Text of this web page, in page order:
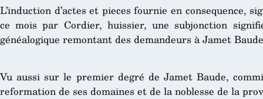
L’induction d’actes et pieces fournie en consequence,
ce mois par Cordier, huissier, une subjonction
généalogique remontant des demandeurs à Jamet
Vu aussi sur le premier degré de Jamet Baude,
reformation de ses domaines et de la noblesse de la